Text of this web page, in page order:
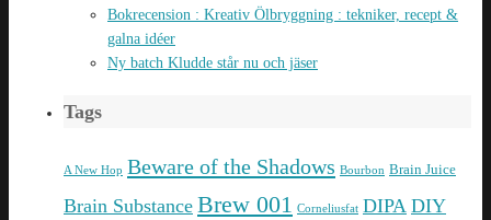
Bokrecension : Kreativ Ölbryggning : tekniker, recept &
galna idéer
Ny batch Kludde står nu och jäser
Tags
A New Hop Beware of the Shadows Bourbon Brain Juice
Brain Substance Brew 001 Corneliusfat DIPA DIY